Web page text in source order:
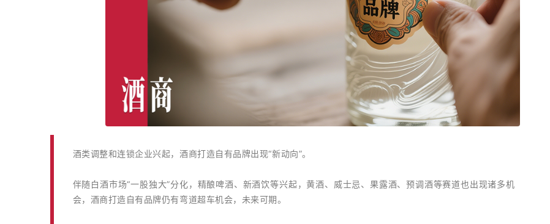
酒类调整和连锁企业兴起，酒商打造自有品牌出现“新动向”。
伴随白酒市场“一股独大”分化，精酿啤酒、新酒饮等兴起，黄酒、威士忌、果露酒、预调酒等赛道也出现诸多机
会，酒商打造自有品牌仍有弯道超车机会，未来可期。